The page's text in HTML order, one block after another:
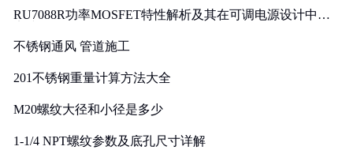
RU7088R功率MOSFET特性解析及其在可调电源设计中的
不锈钢通风 管道施工
201不锈钢重量计算方法大全
M20螺纹大径和小径是多少
1-1/4 NPT螺纹参数及底孔尺寸详解